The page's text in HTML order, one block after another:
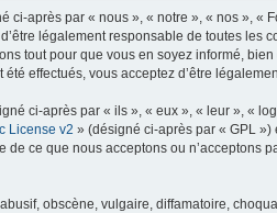
ci-après par « nous », « notre », « nos »,
légalement responsable de toutes
tout pour que vous en soyez informé,
effectués, vous acceptez d’être
ci-après par « ils », « eux », « leur », «
License v2 » (désigné ci-après par « GPL
de ce que nous acceptons ou
obscène, vulgaire, diffamatoire,